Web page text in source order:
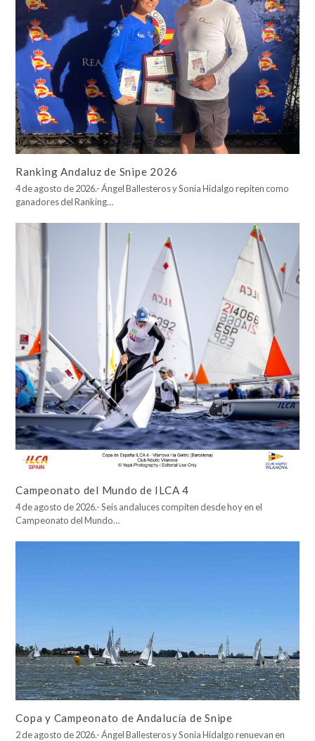
Ranking Andaluz de Snipe 2026
4 de agosto de 2026.- Ángel Ballesteros y Sonia Hidalgo repiten como
ganadores del Ranking…
Campeonato del Mundo de ILCA 4
4 de agosto de 2026.- Seis andaluces compiten desde hoy en el
Campeonato del Mundo…
Copa y Campeonato de Andalucía de Snipe
2 de agosto de 2026.- Ángel Ballesteros y Sonia Hidalgo renuevan en